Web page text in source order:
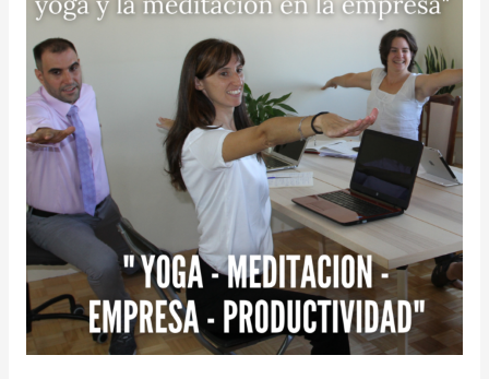
EL
YOGA
Y
LA
MEDITACIÓN
AYUDAN
LAS
EMPRESAS
A
LAS
PERSONAS